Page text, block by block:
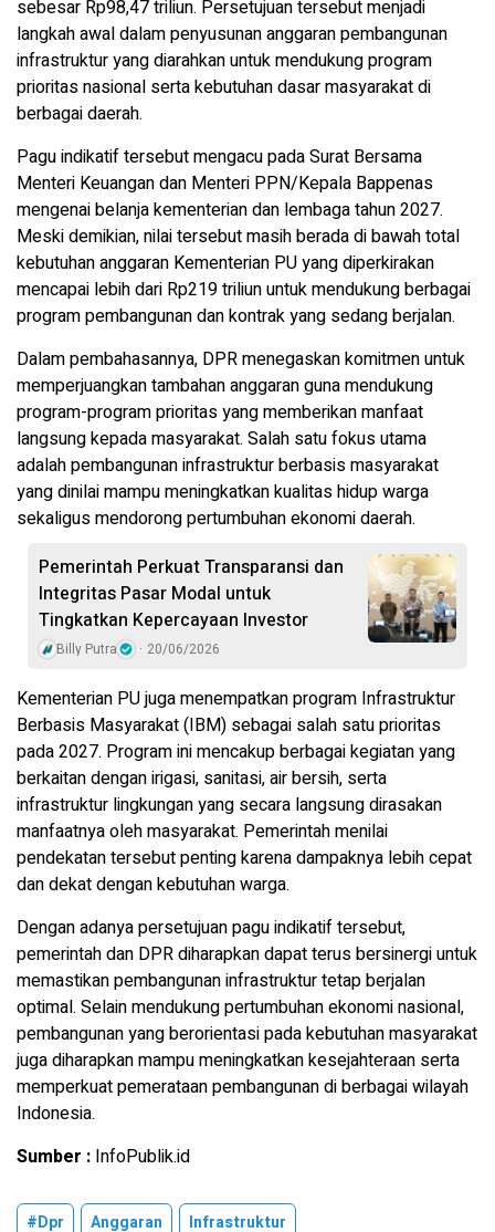
sebesar Rp98,47 triliun. Persetujuan tersebut menjadi
langkah awal dalam penyusunan anggaran pembangunan
infrastruktur yang diarahkan untuk mendukung program
prioritas nasional serta kebutuhan dasar masyarakat di
berbagai daerah.
Pagu indikatif tersebut mengacu pada Surat Bersama
Menteri Keuangan dan Menteri PPN/Kepala Bappenas
mengenai belanja kementerian dan lembaga tahun 2027.
Meski demikian, nilai tersebut masih berada di bawah total
kebutuhan anggaran Kementerian PU yang diperkirakan
mencapai lebih dari Rp219 triliun untuk mendukung berbagai
program pembangunan dan kontrak yang sedang berjalan.
Dalam pembahasannya, DPR menegaskan komitmen untuk
memperjuangkan tambahan anggaran guna mendukung
program-program prioritas yang memberikan manfaat
langsung kepada masyarakat. Salah satu fokus utama
adalah pembangunan infrastruktur berbasis masyarakat
yang dinilai mampu meningkatkan kualitas hidup warga
sekaligus mendorong pertumbuhan ekonomi daerah.
Pemerintah Perkuat Transparansi dan
Integritas Pasar Modal untuk
Tingkatkan Kepercayaan Investor
Billy Putra 20/06/2026
Kementerian PU juga menempatkan program Infrastruktur
Berbasis Masyarakat (IBM) sebagai salah satu prioritas
pada 2027. Program ini mencakup berbagai kegiatan yang
berkaitan dengan irigasi, sanitasi, air bersih, serta
infrastruktur lingkungan yang secara langsung dirasakan
manfaatnya oleh masyarakat. Pemerintah menilai
pendekatan tersebut penting karena dampaknya lebih cepat
dan dekat dengan kebutuhan warga.
Dengan adanya persetujuan pagu indikatif tersebut,
pemerintah dan DPR diharapkan dapat terus bersinergi untuk
memastikan pembangunan infrastruktur tetap berjalan
optimal. Selain mendukung pertumbuhan ekonomi nasional,
pembangunan yang berorientasi pada kebutuhan masyarakat
juga diharapkan mampu meningkatkan kesejahteraan serta
memperkuat pemerataan pembangunan di berbagai wilayah
Indonesia.
Sumber : InfoPublik.id
#Dpr Anggaran Infrastruktur